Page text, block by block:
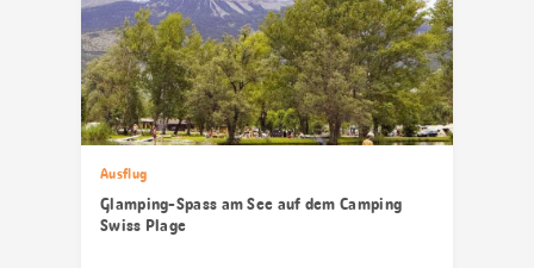
Ausflug
Glamping-Spass am See auf dem Camping
Swiss Plage